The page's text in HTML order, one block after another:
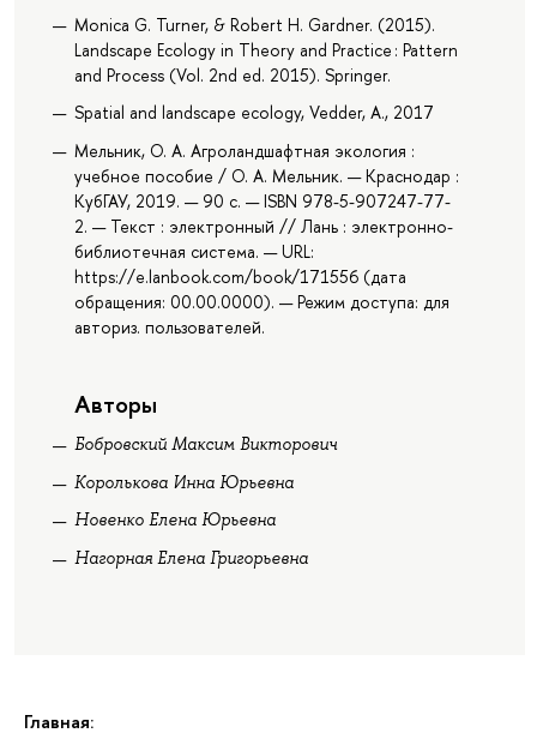
Главная:
Monica G. Turner, & Robert H. Gardner. (2015).
Landscape Ecology in Theory and Practice : Pattern
and Process (Vol. 2nd ed. 2015). Springer.
Spatial and landscape ecology, Vedder, A., 2017
Мельник, О. А. Агроландшафтная экология :
учебное пособие / О. А. Мельник. — Краснодар :
КубГАУ, 2019. — 90 с. — ISBN 978-5-907247-77-
2. — Текст : электронный // Лань : электронно-
библиотечная система. — URL:
https://e.lanbook.com/book/171556 (дата
обращения: 00.00.0000). — Режим доступа: для
авториз. пользователей.
Авторы
Бобровский Максим Викторович
Королькова Инна Юрьевна
Новенко Елена Юрьевна
Нагорная Елена Григорьевна